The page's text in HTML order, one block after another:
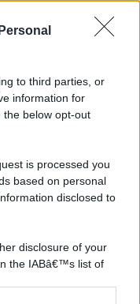
to third parties, or
information for
the below opt-out
is processed you
based on personal
disclosed to
disclosure of your
the IABâ€™s list of